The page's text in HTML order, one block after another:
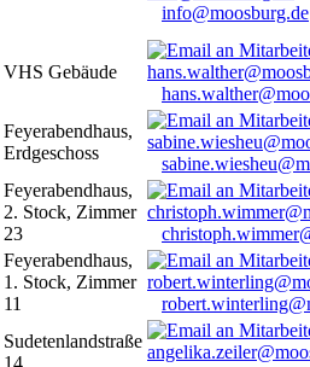
info@moosburg.de
VHS Gebäude
Feyerabendhaus,
Erdgeschoss
Feyerabendhaus,
2. Stock, Zimmer
23
Feyerabendhaus,
1. Stock, Zimmer
11
Sudetenlandstraße
14